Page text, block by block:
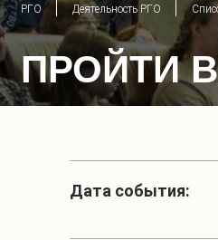
РГО Деятельность РГО
ПРОЙТИ
Дата события: